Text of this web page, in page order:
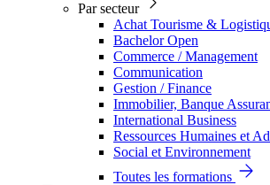
Par secteur
Achat Tourisme &
Bachelor Open
Commerce / Management
Communication
Gestion / Finance
Immobilier, Banque
International Business
Ressources Humaines et
Social et Environnement
Toutes les formations